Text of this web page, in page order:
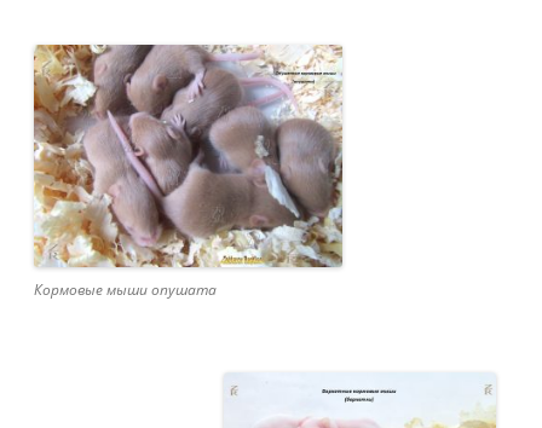
Кормовые мыши опушата